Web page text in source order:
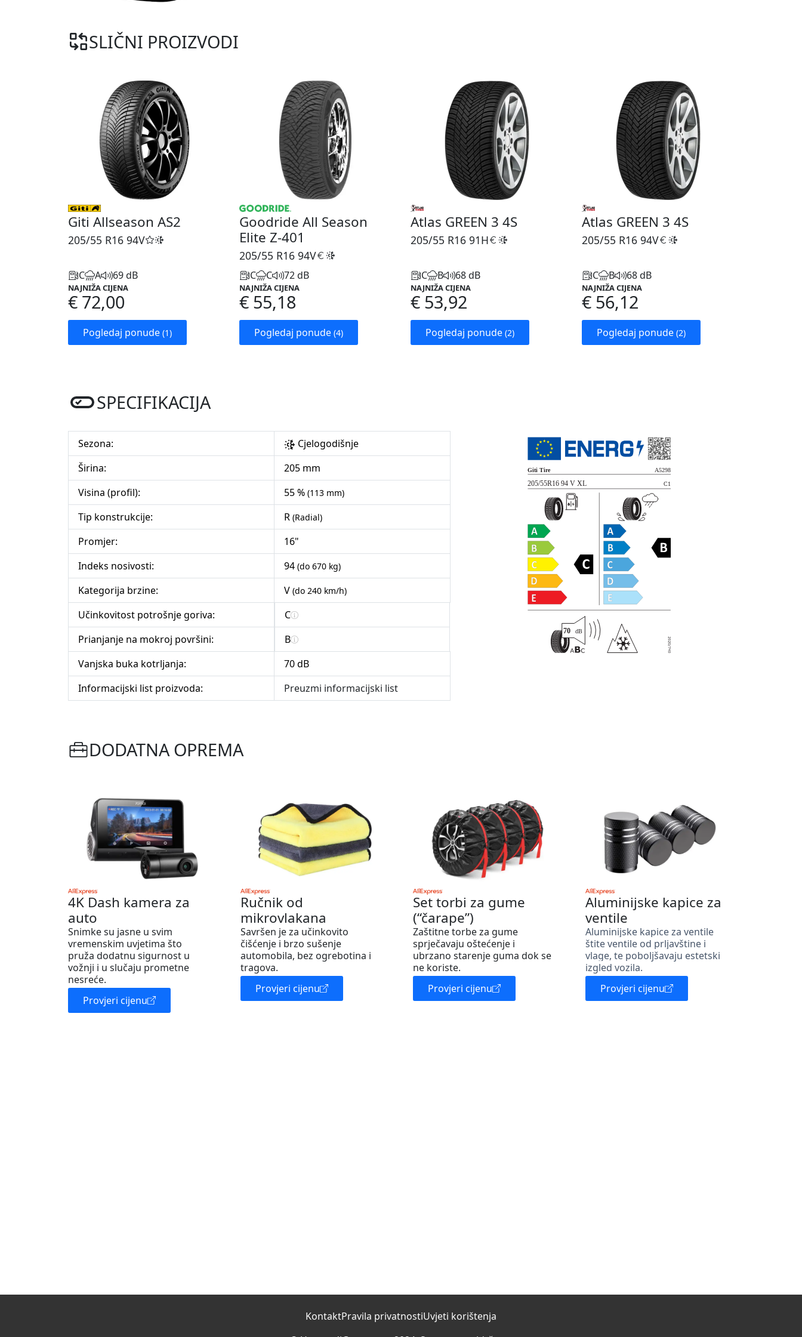
SLIČNI PROIZVODI
Giti Allseason AS2
205/55 R16 94V
C A 69 dB
NAJNIŽA CIJENA
€ 72,00
Pogledaj ponude (1)
Goodride All Season
Elite Z-401
205/55 R16 94V
C C 72 dB
NAJNIŽA CIJENA
€ 55,18
Pogledaj ponude (4)
Atlas GREEN 3 4S
205/55 R16 91H
C B 68 dB
NAJNIŽA CIJENA
€ 53,92
Pogledaj ponude (2)
Atlas GREEN 3 4S
205/55 R16 94V
C B 68 dB
NAJNIŽA CIJENA
€ 56,12
Pogledaj ponude (2)
SPECIFIKACIJA
Sezona:
Cjelogodišnje
Širina:
205 mm
Visina (profil):
55 % (113 mm)
Tip konstrukcije: R (Radial)
Promjer:
16"
Indeks nosivosti:
94 (do 670 kg)
Kategorija brzine: V (do 240 km/h)
Učinkovitost potrošnje goriva:
C
Prianjanje na mokroj površini:
B
Vanjska buka kotrljanja:
70 dB
Informacijski list proizvoda:
Preuzmi informacijski list
DODATNA OPREMA
4K Dash kamera za
auto
Snimke su jasne u svim
vremenskim uvjetima što
pruža dodatnu sigurnost u
vožnji i u slučaju prometne
nesreće.
Provjeri cijenu
Ručnik od
mikrovlakana
Savršen je za učinkovito
čišćenje i brzo sušenje
automobila, bez ogrebotina i
tragova.
Provjeri cijenu
Set torbi za gume
(“čarape”)
Zaštitne torbe za gume
sprječavaju oštećenje i
ubrzano starenje guma dok se
ne koriste.
Provjeri cijenu
Aluminijske kapice za
ventile
Aluminijske kapice za ventile
štite ventile od prljavštine i
vlage, te poboljšavaju estetski
izgled vozila.
Provjeri cijenu
KontaktPravila privatnostiUvjeti korištenja